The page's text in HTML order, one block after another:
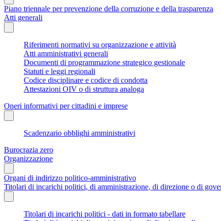
Piano triennale per prevenzione della corruzione e della trasparenza
Atti generali
Riferimenti normativi su organizzazione e attività
Atti amministrativi generali
Documenti di programmazione strategico gestionale
Statuti e leggi regionali
Codice disciplinare e codice di condotta
Attestazioni OIV o di struttura analoga
Oneri informativi per cittadini e imprese
Scadenzario obblighi amministrativi
Burocrazia zero
Organizzazione
Organi di indirizzo politico-amministrativo
Titolari di incarichi politici, di amministrazione, di direzione o di
Titolari di incarichi politici - dati in formato tabellare